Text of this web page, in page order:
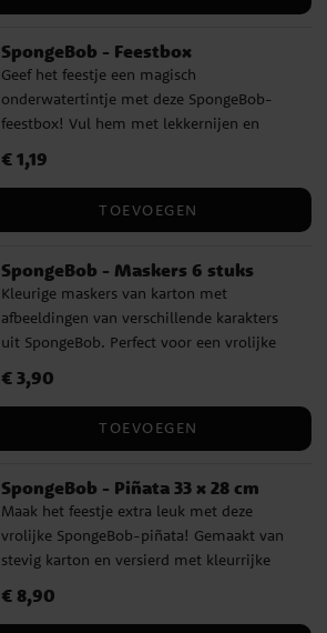
SpongeBob - Feestbox
Geef het feestje een magisch
onderwatertintje met deze SpongeBob-
feestbox! Vul hem met lekkernijen en
verjaardagsfeest. Eenvoudig in elkaar te
20 x 16 cm. Wordt per stuk verkocht.
Prijs:€ 1,19
€ 1,19
TOEVOEGEN
SpongeBob - Maskers 6 stuks
Kleurige maskers van karton met
afbeeldingen van verschillende karakters
uit SpongeBob. Perfect voor een vrolijke
gedetailleerde print en blijven goed zitten
Verpakking bevat 6 maskers.
Prijs:€ 3,90
€ 3,90
TOEVOEGEN
SpongeBob - Piñata 33 x 28 cm
Maak het feestje extra leuk met deze
vrolijke SpongeBob-piñata! Gemaakt van
stevig karton en versierd met kleurrijke
Dankzij de hangende lintjes kunnen
Prijs :€ 8,90
€ 8,90